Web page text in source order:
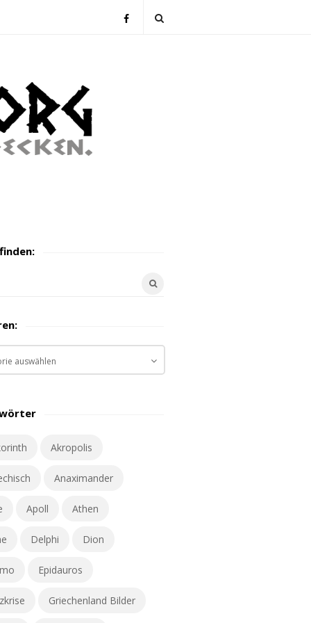
Akropolis
Anaximander
Apoll Athen
Delphi Dion
Epidauros
Griechenland Bilder